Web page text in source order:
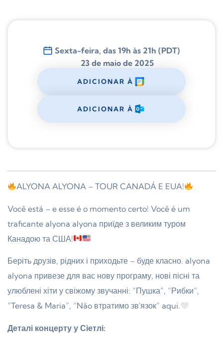
Sexta-feira, das 19h às 21h (PDT)
23 de maio de 2025
ADICIONAR À
ADICIONAR À
ALYONA ALYONA – TOUR CANADÁ E EUA!
Você está – e esse é o momento certo! Você é um
traficante alyona alyona приїде з великим туром
Канадою та США!
Беріть друзів, рідних і приходьте – буде класно. alyona
alyona привезе для вас нову програму, нові пісні та
улюблені хіти у свіжому звучанні: “Пушка”, “Рибки”,
“Teresa & Maria”, “Não втратимо зв'язок” aqui.
Деталі концерту у Сіетлі: